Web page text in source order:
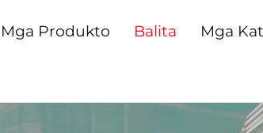
Mga Produkto Balita Mga